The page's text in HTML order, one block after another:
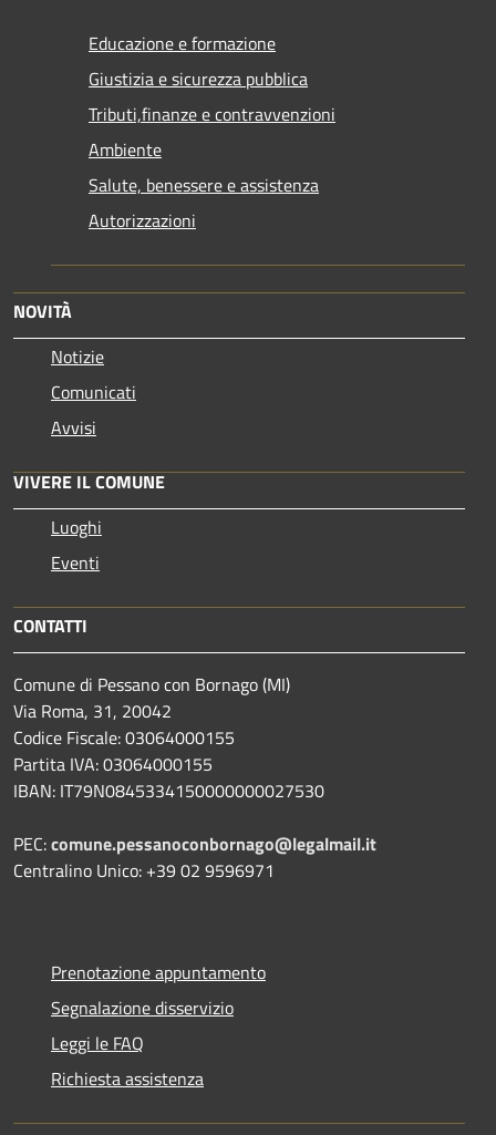
Educazione e formazione
Giustizia e sicurezza pubblica
Tributi,finanze e contravvenzioni
Ambiente
Salute, benessere e assistenza
Autorizzazioni
NOVITÀ
Notizie
Comunicati
Avvisi
VIVERE IL COMUNE
Luoghi
Eventi
CONTATTI
Comune di Pessano con Bornago (MI)
Via Roma, 31, 20042
Codice Fiscale: 03064000155
Partita IVA: 03064000155
IBAN: IT79N0845334150000000027530
PEC:comune.pessanoconbornago@legalmail.it
Centralino Unico: +39 02 9596971
Prenotazione appuntamento
Segnalazione disservizio
Leggi le FAQ
Richiesta assistenza